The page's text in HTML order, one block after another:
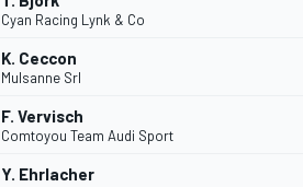
Cyan Racing Lynk & Co
K. Ceccon
Mulsanne Srl
F. Vervisch
Comtoyou Team Audi Sport
Y. Ehrlacher